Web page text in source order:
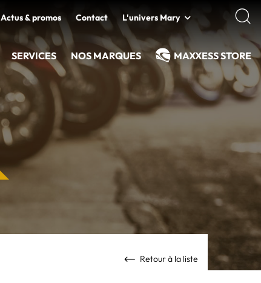
Actus & promos Contact L'univers Mary
SERVICES NOS MARQUES MAXXESS STORE
Retour à la liste